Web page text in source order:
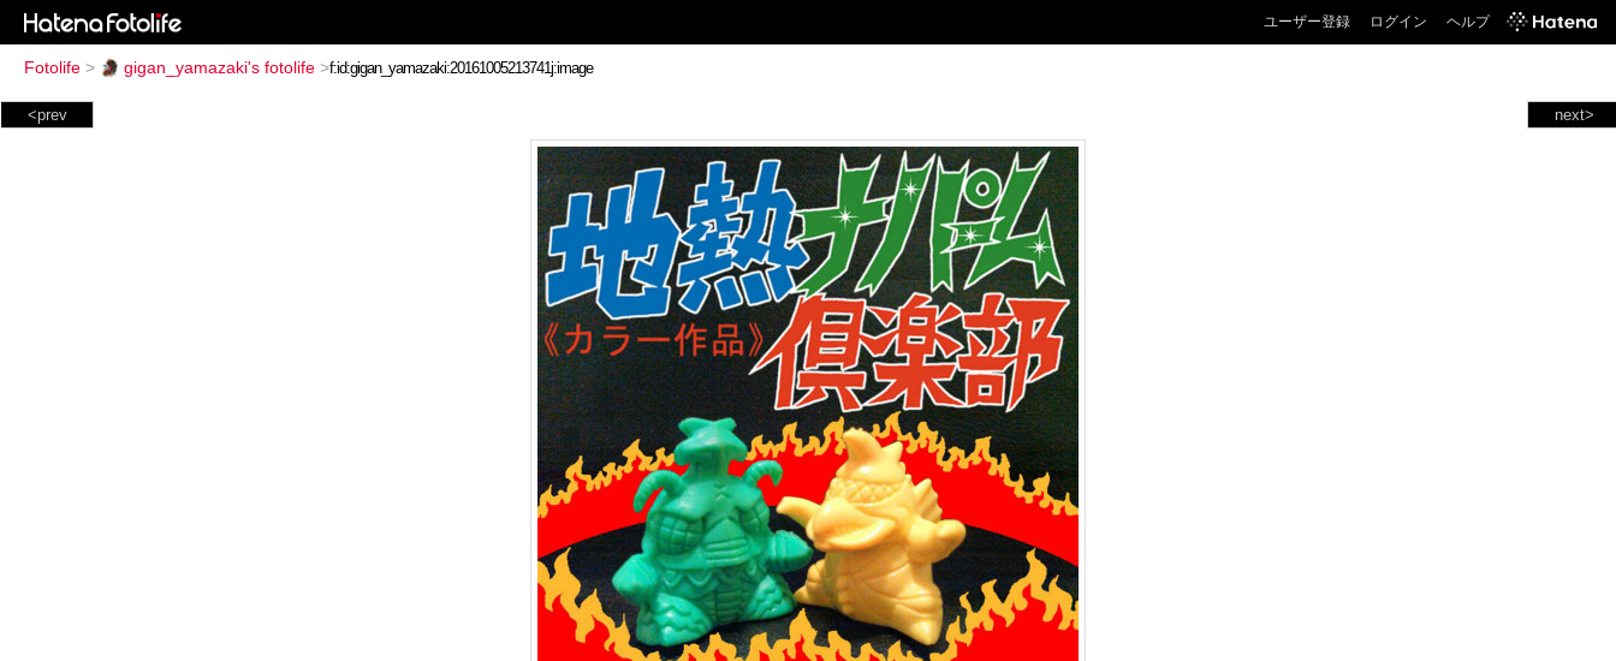
ユーザー登録 ログイン ヘルプ
Fotolife > gigan_yamazaki's fotolife >
next>
<prev